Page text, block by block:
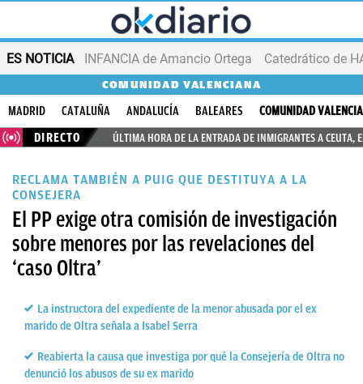
ES NOTICIA INFANCIA de Amancio Ortega
COMUNIDAD VALENCIANA
MADRID CATALUÑA ANDALUCÍA BALEARES
COMUNIDAD
DIRECTO
ÚLTIMA HORA DE LA ENTRADA DE INMIGRANTES A CEUTA,
RECLAMA TAMBIÉN A PUIG QUE DESTITUYA A LA
CONSEJERA
El PP exige otra comisión de investigación
sobre menores por las revelaciones del
‘caso Oltra’
La instructora del expediente de la menor abusada por el ex
marido de Oltra señala a Isabel Serra
Reabierta la causa que investiga por qué la Consejería de Oltra no
denunció los abusos de su ex marido